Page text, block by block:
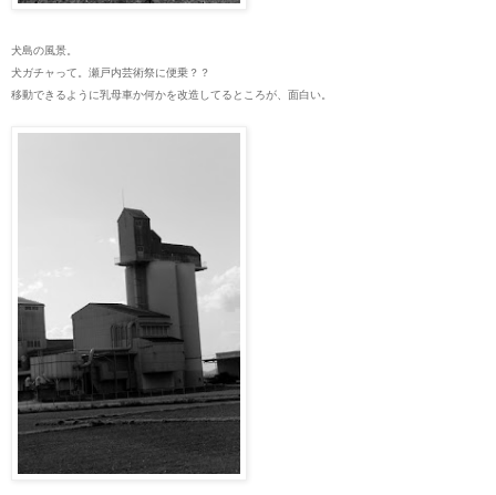
犬島の風景。
犬ガチャって。瀬戸内芸術祭に便乗？？
移動できるように乳母車か何かを改造してるところが、面白い。